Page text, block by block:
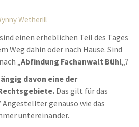
Wetherill
einen erheblichen Teil des Tages
Weg dahin oder nach Hause. Sind
„Abfindung Fachanwalt Bühl„?
davon eine der
Das gilt für das
genauso wie das
untereinander.